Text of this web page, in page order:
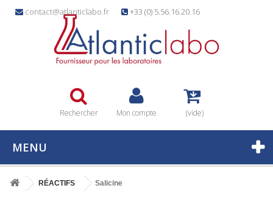
contact@atlanticlabo.fr +33 (0) 5.56.16.20.16
Rechercher Mon compte (vide)
MENU
RÉACTIFS Salicine